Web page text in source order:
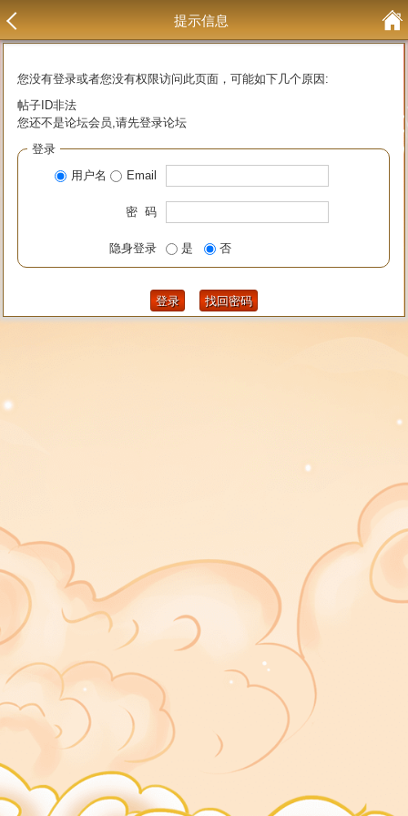
提示信息
您没有登录或者您没有权限访问此页面，可能如下几个原因:
帖子ID非法
您还不是论坛会员,请先登录论坛
登录
用户名
Email
密 码
隐身登录 是 否